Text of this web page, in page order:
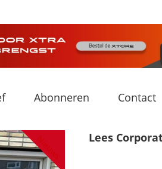
Abonneren Contact
Nieuws Lees